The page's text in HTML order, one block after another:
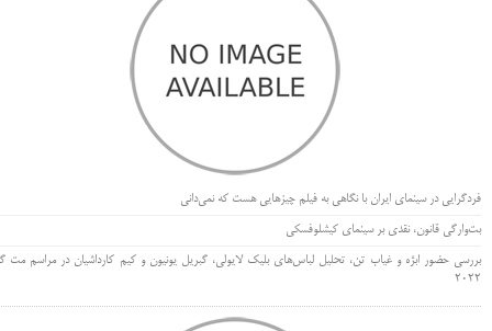
فردگرایی در سینمای ایران با نگاهی به فیلم چیزهایی هست که نمی‌دانی
بت‌وارگی قانون، نقدی بر سینمای کیشلوفسکی
بررسی حضور ابژه و غیاب تن، تحلیل لباس‌های بلیک لایولی، گبریل یونیون و کیم کارداشیان در مراسم مت
۲۰۲۲